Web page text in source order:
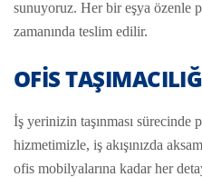
sunuyoruz. Her bir eşya özenle
zamanında teslim edilir.
OFIS
İş yerinizin taşınması sürecinde
hizmetimizle, iş akışınızda
ofis mobilyalarına kadar her